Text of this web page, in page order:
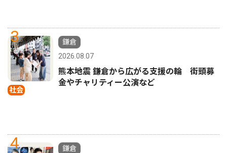
3
社会
鎌倉
2026.08.07
熊本地震 鎌倉から広がる支援の輪 街頭募
金やチャリティー公演など
4
鎌倉